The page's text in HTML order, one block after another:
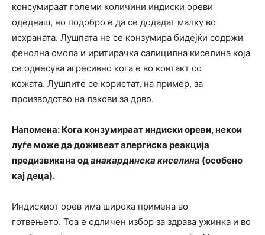
консумираат големи количини индиски ореви
одеднаш, но подобро е да се додадат малку во
исхраната. Лушпата не се конзумира бидејќи содржи
фенолна смола и иритирачка салицилна киселина која
се однесува агресивно кога е во контакт со
кожата. Лушпите се користат, на пример, за
производство на лакови за дрво.
Напомена: Кога конзумираат индиски ореви, некои
луѓе може да доживеат алергиска реакција
предизвикана оданакардинска киселина (особено
кај деца).
Индискиот орев има широка примена во
готвењето. Тоа е одличен избор за здрава ужинка и во